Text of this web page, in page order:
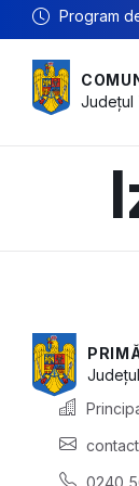
Program
Județul
Județul
0240